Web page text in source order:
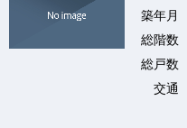
築年月
総階数
総戸数
交通